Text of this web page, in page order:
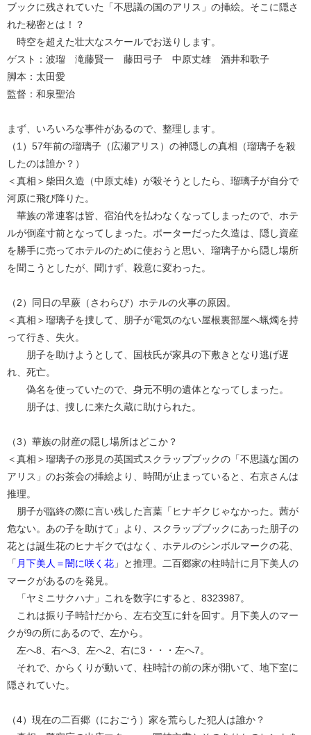
ブックに残されていた「不思議の国のアリス」の挿絵。そこに隠さ
れた秘密とは！？
時空を超えた壮大なスケールでお送りします。
ゲスト：波瑠 滝藤賢一 藤田弓子 中原丈雄 酒井和歌子
脚本：太田愛
監督：和泉聖治
まず、いろいろな事件があるので、整理します。
（1）57年前の瑠璃子（広瀬アリス）の神隠しの真相（瑠璃子を殺
したのは誰か？）
＜真相＞柴田久造（中原丈雄）が殺そうとしたら、瑠璃子が自分で
河原に飛び降りた。
華族の常連客は皆、宿泊代を払わなくなってしまったので、ホテ
ルが倒産寸前となってしまった。ポーターだった久造は、隠し資産
を勝手に売ってホテルのために使おうと思い、瑠璃子から隠し場所
を聞こうとしたが、聞けず、殺意に変わった。
（2）同日の早蕨（さわらび）ホテルの火事の原因。
＜真相＞瑠璃子を捜して、朋子が電気のない屋根裏部屋へ蝋燭を持
って行き、失火。
朋子を助けようとして、国枝氏が家具の下敷きとなり逃げ遅
れ、死亡。
偽名を使っていたので、身元不明の遺体となってしまった。
朋子は、捜しに来た久蔵に助けられた。
（3）華族の財産の隠し場所はどこか？
＜真相＞瑠璃子の形見の英国式スクラップブックの「不思議な国の
アリス」のお茶会の挿絵より、時間が止まっていると、右京さんは
推理。
朋子が臨終の際に言い残した言葉「ヒナギクじゃなかった。茜が
危ない。あの子を助けて」より、スクラップブックにあった朋子の
花とは誕生花のヒナギクではなく、ホテルのシンボルマークの花、
「 月下美人＝闇に咲く花 」と推理。二百郷家の柱時計に月下美人の
マークがあるのを発見。
「ヤミニサクハナ」これを数字にすると、8323987。
これは振り子時計だから、左右交互に針を回す。月下美人のマー
クが9の所にあるので、左から。
左へ8、右へ3、左へ2、右に3・・・左へ7。
それで、からくりが動いて、柱時計の前の床が開いて、地下室に
隠されていた。
（4）現在の二百郷（におごう）家を荒らした犯人は誰か？